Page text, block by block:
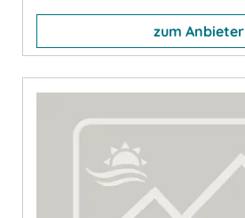
zum Anbieter